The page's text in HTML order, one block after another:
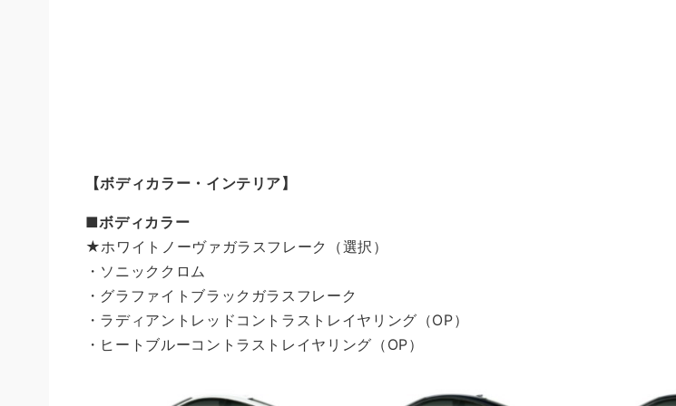
【ボディカラー・インテリア】
■ボディカラー
★ホワイトノーヴァガラスフレーク（選択）
・ソニッククロム
・グラファイトブラックガラスフレーク
・ラディアントレッドコントラストレイヤリング（OP）
・ヒートブルーコントラストレイヤリング（OP）